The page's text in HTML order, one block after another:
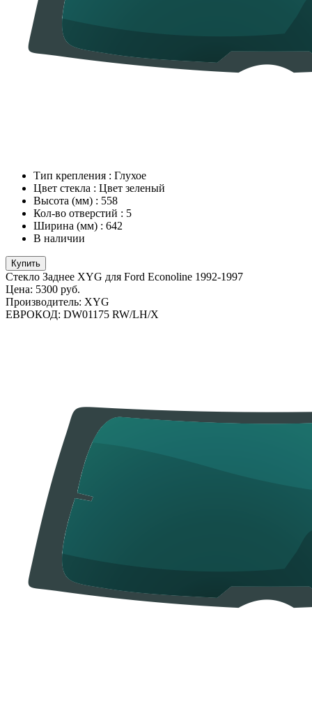
Тип крепления : Глухое
Цвет стекла : Цвет зеленый
Высота (мм) : 558
Кол-во отверстий : 5
Ширина (мм) : 642
В наличии
Купить
Стекло Заднее XYG для Ford Econoline 1992-1997
Цена: 5300 руб.
Производитель: XYG
ЕВРОКОД: DW01175 RW/LH/X